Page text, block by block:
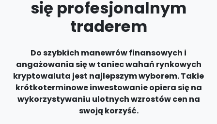
się profesjonalnym
traderem
Do szybkich manewrów finansowych i
angażowania się w taniec wahań rynkowych
kryptowaluta jest najlepszym wyborem. Takie
krótkoterminowe inwestowanie opiera się na
wykorzystywaniu ulotnych wzrostów cen na
swoją korzyść.